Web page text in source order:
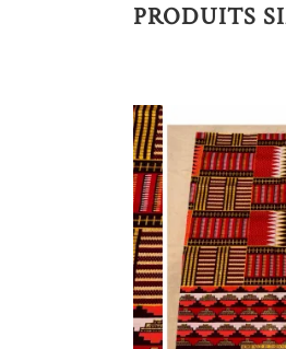
PRODUITS
AJOUTER